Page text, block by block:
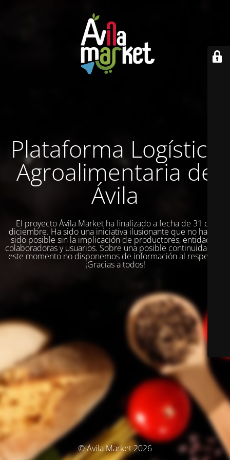
Plataforma Logística
Agroalimentaria de
Ávila
El proyecto Ávila Market ha finalizado a fecha de 31 de
diciembre. Ha sido una iniciativa ilusionante que no habría
sido posible sin la implicación de productores, entidades
colaboradoras y usuarios. Sobre una posible continuidad, en
este momento no disponemos de información al respecto.
¡Gracias a todos!
© Ávila Market 2026